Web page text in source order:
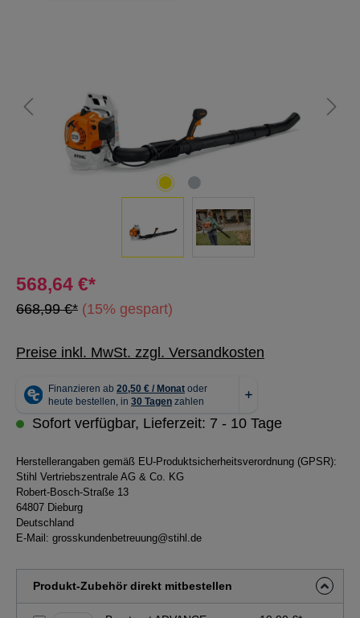
568,64 €*
668,99 €* (15% gespart)
Preise inkl. MwSt. zzgl. Versandkosten
Sofort verfügbar, Lieferzeit: 7 - 10 Tage
Herstellerangaben gemäß EU-Produktsicherheitsverordnung (GPSR):
Stihl Vertriebszentrale AG & Co. KG
Robert-Bosch-Straße 13
64807 Dieburg
Deutschland
E-Mail: grosskundenbetreuung@stihl.de
Produkt-Zubehör direkt mitbestellen